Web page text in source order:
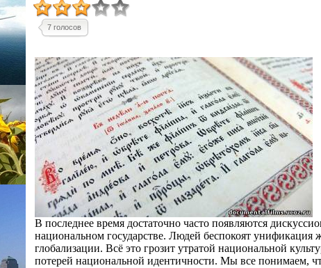
7 голосов
В последнее время достаточно часто появляются
национальном государстве. Людей беспокоят унификация
глобализации. Всё это грозит утратой национальной
потерей национальной идентичности. Мы все понимаем,